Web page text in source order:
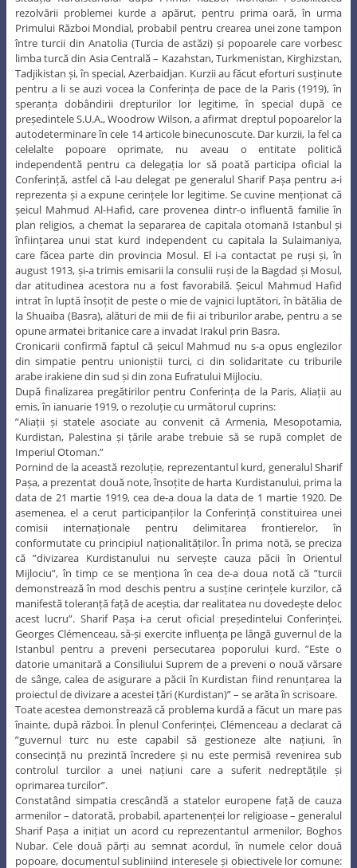
rezolvării problemei kurde a apărut, pentru prima oară, în urma
Primului Război Mondial, probabil pentru crearea unei zone tampon
între turcii din Anatolia (Turcia de astăzi) și popoarele care vorbesc
limba turcă din Asia Centrală – Kazahstan, Turkmenistan, Kirghizstan,
Tadjikistan și, în special, Azerbaidjan. Kurzii au făcut eforturi susținute
pentru a li se auzi vocea la Conferința de pace de la Paris (1919), în
speranța dobândirii drepturilor lor legitime, în special după ce
președintele S.U.A., Woodrow Wilson, a afirmat dreptul popoarelor la
autodeterminare în cele 14 articole binecunoscute. Dar kurzii, la fel ca
celelalte popoare oprimate, nu aveau o entitate politică
independentă pentru ca delegația lor să poată participa oficial la
Conferință, astfel că l-au delegat pe generalul Sharif Pașa pentru a-i
reprezenta și a expune cerințele lor legitime. Se cuvine menționat că
șeicul Mahmud Al-Hafid, care provenea dintr-o influentă familie în
plan religios, a chemat la separarea de capitala otomană Istanbul și
înființarea unui stat kurd independent cu capitala la Sulaimaniya,
care făcea parte din provincia Mosul. El i-a contactat pe ruși și, în
august 1913, și-a trimis emisarii la consulii ruși de la Bagdad și Mosul,
dar atitudinea acestora nu a fost favorabilă. Șeicul Mahmud Hafid
intrat în luptă însoțit de peste o mie de vajnici luptători, în bătălia de
la Shuaiba (Basra), alături de mii de fii ai triburilor arabe, pentru a se
opune armatei britanice care a invadat Irakul prin Basra.
Cronicarii confirmă faptul că șeicul Mahmud nu s-a opus englezilor
din simpatie pentru unioniștii turci, ci din solidaritate cu triburile
arabe irakiene din sud și din zona Eufratului Mijlociu.
După finalizarea pregătirilor pentru Conferința de la Paris, Aliații au
emis, în ianuarie 1919, o rezoluție cu următorul cuprins:
”Aliații și statele asociate au convenit că Armenia, Mesopotamia,
Kurdistan, Palestina și țările arabe trebuie să se rupă complet de
Imperiul Otoman.”
Pornind de la această rezoluție, reprezentantul kurd, generalul Sharif
Pașa, a prezentat două note, însoțite de harta Kurdistanului, prima la
data de 21 martie 1919, cea de-a doua la data de 1 martie 1920. De
asemenea, el a cerut participanților la Conferință constituirea unei
comisii internaționale pentru delimitarea frontierelor, în
conformutate cu principiul naționalităților. În prima notă, se preciza
că ”divizarea Kurdistanului nu servește cauza păcii în Orientul
Mijlociu”, în timp ce se menționa în cea de-a doua notă că ”turcii
demonstrează în mod deschis pentru a susține cerințele kurzilor, că
manifestă toleranță față de aceștia, dar realitatea nu dovedește deloc
acest lucru”. Sharif Pașa i-a cerut oficial președintelui Conferinței,
Georges Clémenceau, să-și exercite influența pe lângă guvernul de la
Istanbul pentru a preveni persecutarea poporului kurd. ”Este o
datorie umanitară a Consiliului Suprem de a preveni o nouă vărsare
de sânge, calea de asigurare a păcii în Kurdistan fiind renunțarea la
proiectul de divizare a acestei țări (Kurdistan)” – se arăta în scrisoare.
Toate acestea demonstrează că problema kurdă a făcut un mare pas
înainte, după război. În plenul Conferinței, Clémenceau a declarat că
”guvernul turc nu este capabil să gestioneze alte națiuni, în
consecință nu prezintă încredere și nu este permisă revenirea sub
controlul turcilor a unei națiuni care a suferit nedreptățile și
oprimarea turcilor”.
Constatând simpatia crescândă a statelor europene față de cauza
armenilor – datorată, probabil, apartenenței lor religioase – generalul
Sharif Pașa a inițiat un acord cu reprezentantul armenilor, Boghos
Nubar. Cele două părți au semnat acordul, în numele celor două
popoare, documentul subliniind interesele și obiectivele lor comune: